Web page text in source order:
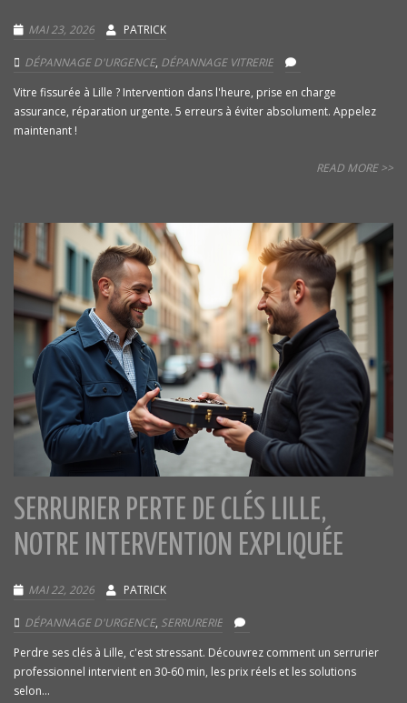
MAI 23, 2026 PATRICK
DÉPANNAGE D'URGENCE, DÉPANNAGE VITRERIE
Vitre fissurée à Lille ? Intervention dans l'heure, prise en charge
assurance, réparation urgente. 5 erreurs à éviter absolument. Appelez
maintenant !
READ MORE >>
SERRURIER PERTE DE CLÉS LILLE,
NOTRE INTERVENTION EXPLIQUÉE
MAI 22, 2026 PATRICK
DÉPANNAGE D'URGENCE, SERRURERIE
Perdre ses clés à Lille, c'est stressant. Découvrez comment un serrurier
professionnel intervient en 30-60 min, les prix réels et les solutions
selon...